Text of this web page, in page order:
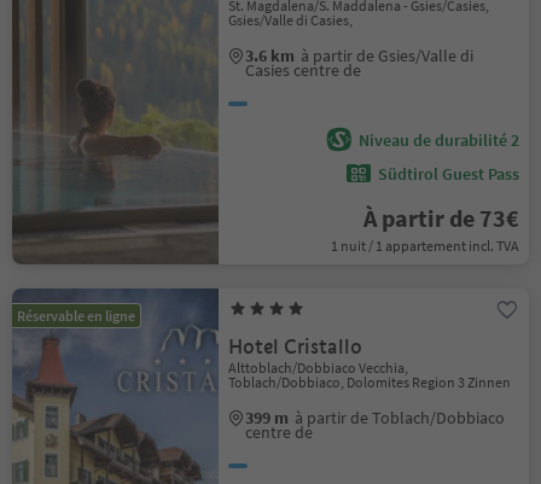
St. Magdalena/S. Maddalena - Gsies/Casies,
Gsies/Valle di Casies,
3.6 km à partir de Gsies/Valle di
Casies centre de
Niveau de durabilité 2
Südtirol Guest Pass
À partir de 73€
1 nuit / 1 appartement incl. TVA
Réservable en ligne
Hotel Cristallo
Alttoblach/Dobbiaco Vecchia,
Toblach/Dobbiaco, Dolomites Region 3 Zinnen
399 m à partir de Toblach/Dobbiaco
centre de